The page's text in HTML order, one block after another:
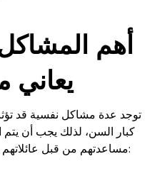
أهم
يعاني
توجد عدة مشاكل نفسية قد
كبار السن، لذلك يجب أن يتم
مساعدتهم من قبل عائلاتهم والأشخاص المقربين لهم، ومنها: